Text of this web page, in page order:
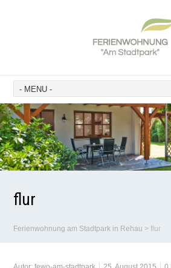
flur
Ferienwohnung am Stadtpark in Rehau >flur